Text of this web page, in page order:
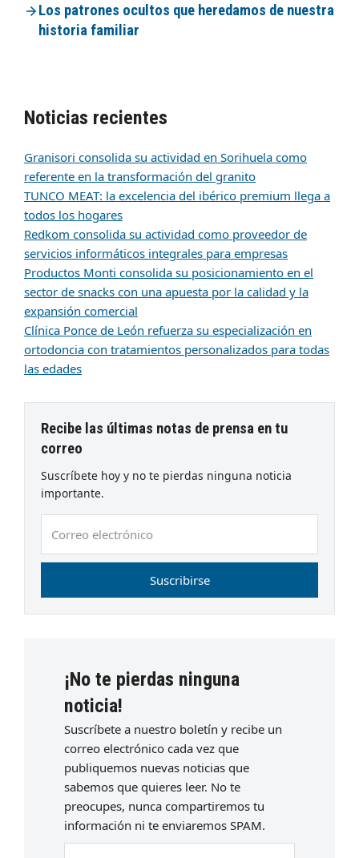
Los patrones ocultos que heredamos de nuestra
historia familiar
Noticias recientes
Granisori consolida su actividad en Sorihuela como
referente en la transformación del granito
TUNCO MEAT: la excelencia del ibérico premium llega a
todos los hogares
Redkom consolida su actividad como proveedor de
servicios informáticos integrales para empresas
Productos Monti consolida su posicionamiento en el
sector de snacks con una apuesta por la calidad y la
expansión comercial
Clínica Ponce de León refuerza su especialización en
ortodoncia con tratamientos personalizados para todas
las edades
Recibe las últimas notas de prensa en tu
correo
Suscríbete hoy y no te pierdas ninguna noticia
importante.
electrónico
Suscribirse
¡No te pierdas ninguna
noticia!
Suscríbete a nuestro boletín y recibe un
correo electrónico cada vez que
publiquemos nuevas noticias que
sabemos que quieres leer. No te
preocupes, nunca compartiremos tu
información ni te enviaremos SPAM.